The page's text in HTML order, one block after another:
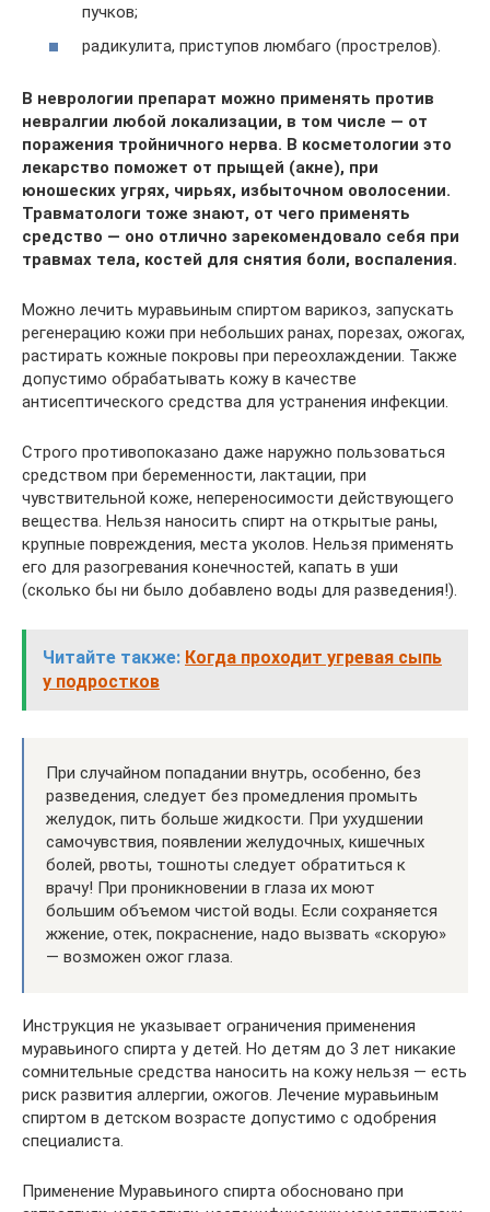
пучков;
радикулита, приступов люмбаго (прострелов).
В неврологии препарат можно применять против
невралгии любой локализации, в том числе — от
поражения тройничного нерва. В косметологии это
лекарство поможет от прыщей (акне), при
юношеских угрях, чирьях, избыточном оволосении.
Травматологи тоже знают, от чего применять
средство — оно отлично зарекомендовало себя при
травмах тела, костей для снятия боли, воспаления.
Можно лечить муравьиным спиртом варикоз, запускать
регенерацию кожи при небольших ранах, порезах, ожогах,
растирать кожные покровы при переохлаждении. Также
допустимо обрабатывать кожу в качестве
антисептического средства для устранения инфекции.
Строго противопоказано даже наружно пользоваться
средством при беременности, лактации, при
чувствительной коже, непереносимости действующего
вещества. Нельзя наносить спирт на открытые раны,
крупные повреждения, места уколов. Нельзя применять
его для разогревания конечностей, капать в уши
(сколько бы ни было добавлено воды для разведения!).
Читайте также: Когда проходит угревая сыпь
у подростков
При случайном попадании внутрь, особенно, без
разведения, следует без промедления промыть
желудок, пить больше жидкости. При ухудшении
самочувствия, появлении желудочных, кишечных
болей, рвоты, тошноты следует обратиться к
врачу! При проникновении в глаза их моют
большим объемом чистой воды. Если сохраняется
жжение, отек, покраснение, надо вызвать «скорую»
— возможен ожог глаза.
Инструкция не указывает ограничения применения
муравьиного спирта у детей. Но детям до 3 лет никакие
сомнительные средства наносить на кожу нельзя — есть
риск развития аллергии, ожогов. Лечение муравьиным
спиртом в детском возрасте допустимо с одобрения
специалиста.
Применение Муравьиного спирта обосновано при